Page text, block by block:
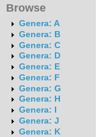
Browse
Genera: A
Genera: B
Genera: C
Genera: D
Genera: E
Genera: F
Genera: G
Genera: H
Genera: I
Genera: J
Genera: K